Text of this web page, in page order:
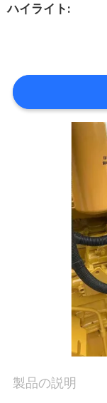
に
し
て
質
ハイライト:
製品の説明